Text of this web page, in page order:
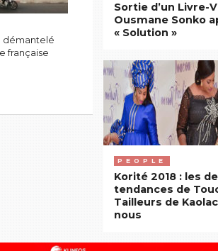
démantelé
française
Sortie d’un Livre-
Ousmane Sonko
« Solution »
PEOPLE
Korité 2018 : les
tendances de
Tailleurs de
nous